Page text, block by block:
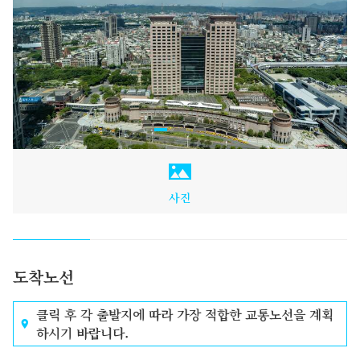
사진
도착노선
클릭 후 각 출발지에 따라 가장 적합한 교통노선을 계획
하시기 바랍니다.